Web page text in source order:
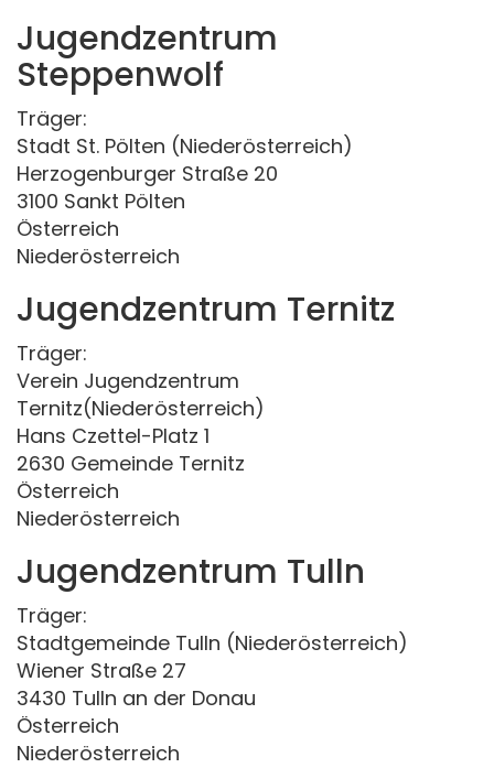
Jugendzentrum
Steppenwolf
Träger:
Stadt St. Pölten (Niederösterreich)
Herzogenburger Straße 20
3100 Sankt Pölten
Österreich
Niederösterreich
Jugendzentrum Ternitz
Träger:
Verein Jugendzentrum
Ternitz(Niederösterreich)
Hans Czettel-Platz 1
2630 Gemeinde Ternitz
Österreich
Niederösterreich
Jugendzentrum Tulln
Träger:
Stadtgemeinde Tulln (Niederösterreich)
Wiener Straße 27
3430 Tulln an der Donau
Österreich
Niederösterreich